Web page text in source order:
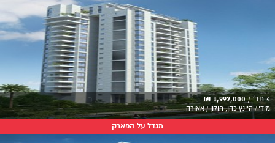
4 חד' / 1,992,000 ₪
מידי / היינץ כהן, חולון / אאורה
מגדל על הפארק